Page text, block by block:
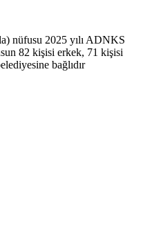
nüfusu 2025 yılı ADNKS
82 kişisi erkek, 71 kişisi
bağlıdır